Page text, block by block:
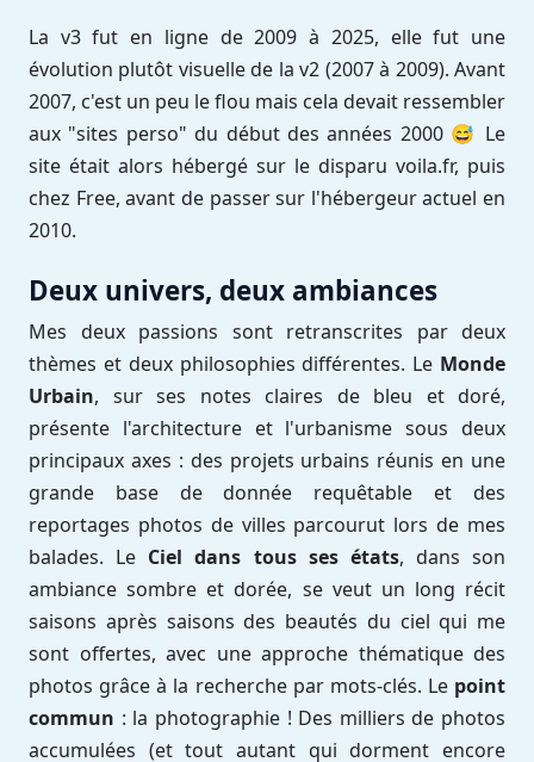
La v3 fut en ligne de 2009 à 2025, elle fut une
évolution plutôt visuelle de la v2 (2007 à 2009). Avant
2007, c'est un peu le flou mais cela devait ressembler
aux "sites perso" du début des années 2000 😅 Le
site était alors hébergé sur le disparu voila.fr, puis
chez Free, avant de passer sur l'hébergeur actuel en
2010.
Deux univers, deux ambiances
Mes deux passions sont retranscrites par deux
thèmes et deux philosophies différentes. Le Monde
Urbain, sur ses notes claires de bleu et doré,
présente l'architecture et l'urbanisme sous deux
principaux axes : des projets urbains réunis en une
grande base de donnée requêtable et des
reportages photos de villes parcourut lors de mes
balades. Le Ciel dans tous ses états, dans son
ambiance sombre et dorée, se veut un long récit
saisons après saisons des beautés du ciel qui me
sont offertes, avec une approche thématique des
photos grâce à la recherche par mots-clés. Le point
commun : la photographie ! Des milliers de photos
accumulées (et tout autant qui dorment encore